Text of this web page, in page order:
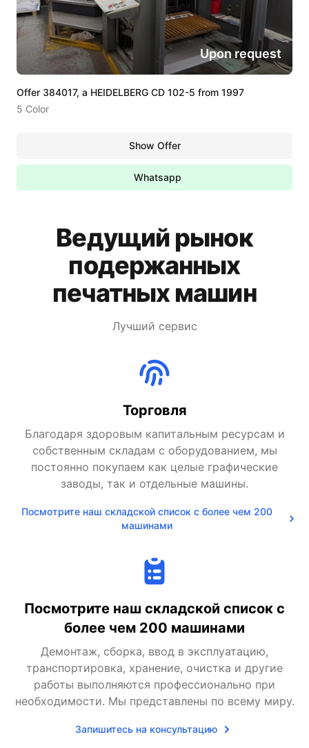
Offer 384017, a HEIDELBERG CD 102-5 from 1997
5 Color
Upon request
Show Offer
Whatsapp
Ведущий рынок
подержанных
печатных машин
Лучший сервис
Торговля
Благодаря здоровым капитальным ресурсам и
собственным складам с оборудованием, мы
постоянно покупаем как целые графические
заводы, так и отдельные машины.
Посмотрите наш складской список с более чем 200
машинами
Посмотрите наш складской список с
более чем 200 машинами
Демонтаж, сборка, ввод в эксплуатацию,
транспортировка, хранение, очистка и другие
работы выполняются профессионально при
необходимости. Мы представлены по всему миру.
Запишитесь на консультацию